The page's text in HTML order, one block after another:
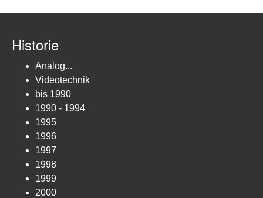
Historie
Analog...
Videotechnik
bis 1990
1990 - 1994
1995
1996
1997
1998
1999
2000